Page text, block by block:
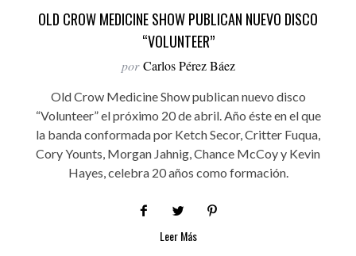
OLD CROW MEDICINE SHOW PUBLICAN NUEVO DISCO
“VOLUNTEER”
por Carlos Pérez Báez
Old Crow Medicine Show publican nuevo disco
“Volunteer” el próximo 20 de abril. Año éste en el que
la banda conformada por Ketch Secor, Critter Fuqua,
Cory Younts, Morgan Jahnig, Chance McCoy y Kevin
Hayes, celebra 20 años como formación.
Leer Más